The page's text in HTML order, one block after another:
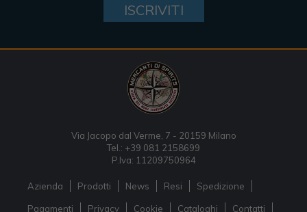
ISCRIVITI
Via Jacopo dal Verme, 7 - 20159 Milano
Tel.: +39 081 2158699
P.Iva: 11209750964
Azienda Prodotti News Resi Spedizione
Pagamenti Privacy Cookie Cataloghi Contatti